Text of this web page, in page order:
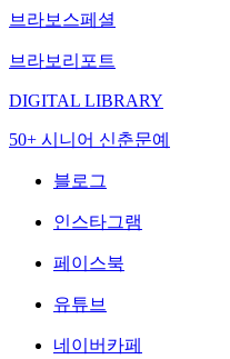
브라보스페셜
브라보리포트
DIGITAL LIBRARY
50+ 시니어 신춘문예
블로그
인스타그램
페이스북
유튜브
네이버카페